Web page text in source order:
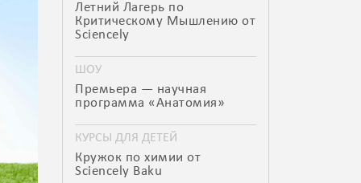
Летний Лагерь по
Критическому Мышлению от
Sciencely
ШОУ
Премьера — научная
программа «Анатомия»
КУРСЫ ДЛЯ ДЕТЕЙ
Кружок по химии от
Sciencely Baku